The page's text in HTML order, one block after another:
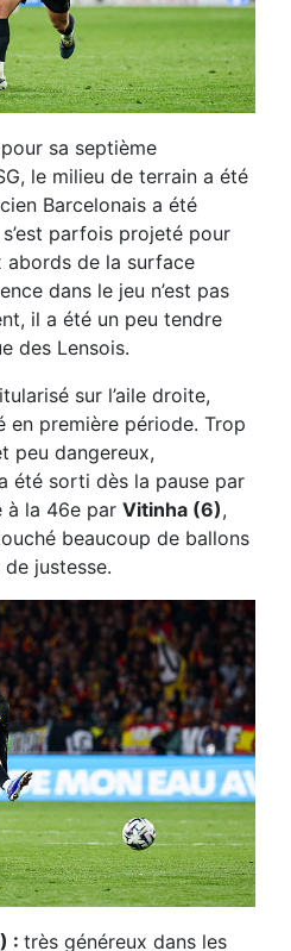
pour sa septième
le milieu de terrain a été
Barcelonais a été
parfois projeté pour
de la surface
dans le jeu n’est pas
il a été un peu tendre
des Lensois.
sur l’aile droite,
en première période. Trop
peu dangereux,
été sorti dès la pause par
à la 46e par Vitinha (6),
beaucoup de ballons
justesse.
: très généreux dans les